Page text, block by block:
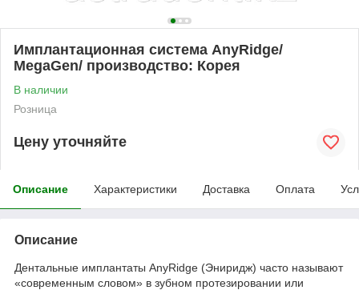
Имплантационная система AnyRidge/
MegaGen/ производство: Корея
В наличии
Розница
Цену уточняйте
Описание Характеристики Доставка Оплата
Описание
Дентальные имплантаты AnyRidge (Эниридж) часто называют
«современным словом» в зубном протезировании или